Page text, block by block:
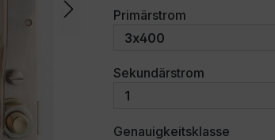
Primärstrom
Sekundärstrom
Genauigkeitsklasse